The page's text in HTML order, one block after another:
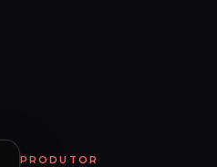
PRODUTOR